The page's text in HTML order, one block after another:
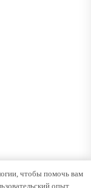
ВВЕРХ↑
чтобы помочь вам
опыт.